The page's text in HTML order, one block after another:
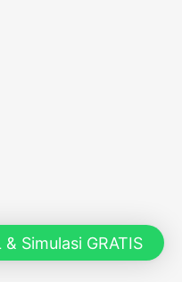
Simulasi GRATIS